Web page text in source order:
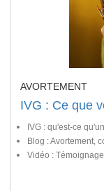
AVORTEMENT
IVG : Ce que
IVG : qu'est-ce
Blog : Avortement,
Vidéo :